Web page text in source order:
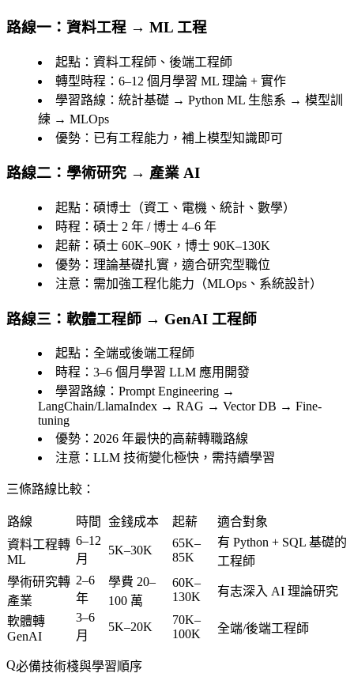
路線一：資料工程 → ML 工程
起點 ：資料工程師、後端工程師
轉型時程 ：6–12 個月學習 ML 理論 + 實作
學習路線 ：統計基礎 → Python ML 生態系 → 模型訓
練 → MLOps
優勢 ：已有工程能力，補上模型知識即可
路線二：學術研究 → 產業 AI
起點 ：碩博士（資工、電機、統計、數學）
時程 ：碩士 2 年 / 博士 4–6 年
起薪 ：碩士 60K–90K，博士 90K–130K
優勢 ：理論基礎扎實，適合研究型職位
注意 ：需加強工程化能力（MLOps、系統設計）
路線三：軟體工程師 → GenAI 工程師
起點 ：全端或後端工程師
時程 ：3–6 個月學習 LLM 應用開發
學習路線 ：Prompt Engineering →
LangChain/LlamaIndex → RAG → Vector DB → Fine-
tuning
優勢 ：2026 年最快的高薪轉職路線
注意 ：LLM 技術變化極快，需持續學習
三條路線比較：
路線 時間 金錢成本 起薪
適合對象
資料工程轉
ML
6–12
月
5K–30K
65K–
85K
有 Python + SQL 基礎的
工程師
學術研究轉
產業
2–6
年
學費 20–
100 萬
60K–
130K
有志深入 AI 理論研究
軟體轉
GenAI
3–6
月
5K–20K
70K–
100K
全端/後端工程師
必備技術棧與學習順序